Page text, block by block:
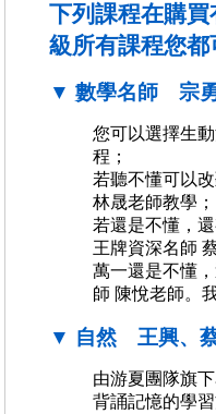
下列課程在購
級所有課程您
▼ 數學名師 宗
您可以選擇生
程；
若聽不懂可以
林晟老師教學；
若還是不懂，
王牌資深名師
萬一還是不懂
師 陳悅老師。
▼ 自然 王興、
由游夏團隊旗
背誦記憶的學習